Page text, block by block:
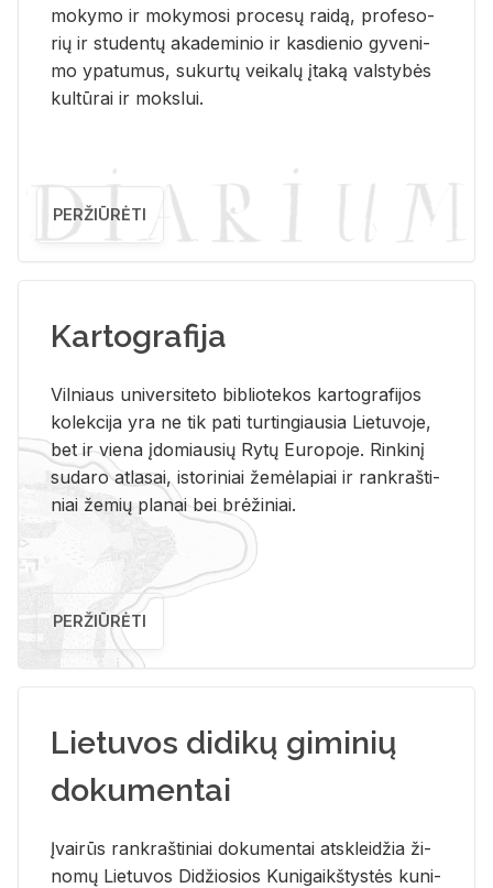
mo­ky­mo ir mo­ky­mo­si pro­ce­sų rai­dą, pro­fe­so­
rių ir stu­den­tų aka­de­mi­nio ir kas­die­nio gy­ve­ni­
mo ypa­tu­mus, su­kur­tų vei­ka­lų įta­ką vals­ty­bės
kul­tū­rai ir moks­lui.
PERŽIŪRĖTI
Kartografija
Vil­niaus uni­ver­si­te­to bi­b­lio­te­kos kar­to­gra­fi­jos
ko­lek­ci­ja yra ne tik pati tur­tin­giau­sia Lie­tu­vo­je,
bet ir vie­na įdo­miau­sių Rytų Eu­ro­po­je. Rin­ki­nį
su­da­ro at­la­sai, is­to­ri­niai že­mė­la­piai ir rank­raš­ti­
niai že­mių pla­nai bei brė­ži­niai.
PERŽIŪRĖTI
Lietuvos didikų giminių
dokumentai
Įvai­rūs rank­raš­ti­niai do­ku­men­tai at­sklei­džia ži­
no­mų Lie­tu­vos Di­džio­sios Ku­ni­gaikš­tys­tės ku­ni­